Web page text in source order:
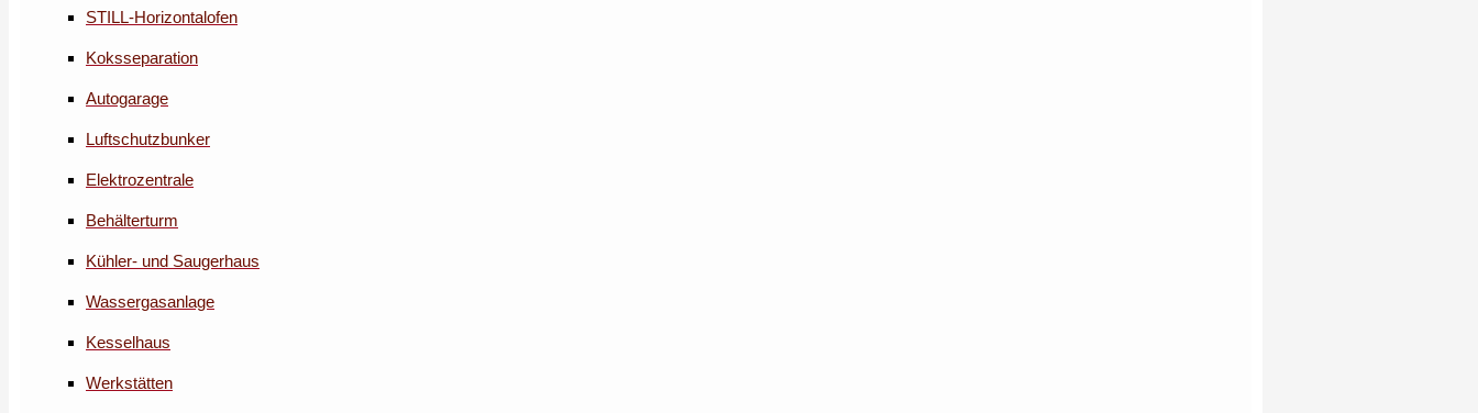
STILL-Horizontalofen
Koksseparation
Autogarage
Luftschutzbunker
Elektrozentrale
Behälterturm
Kühler- und Saugerhaus
Wassergasanlage
Kesselhaus
Werkstätten